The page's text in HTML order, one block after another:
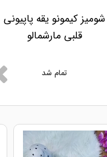
شومیز کیمونو یقه پاپیونی
قلبی مارشمالو
تمام شد